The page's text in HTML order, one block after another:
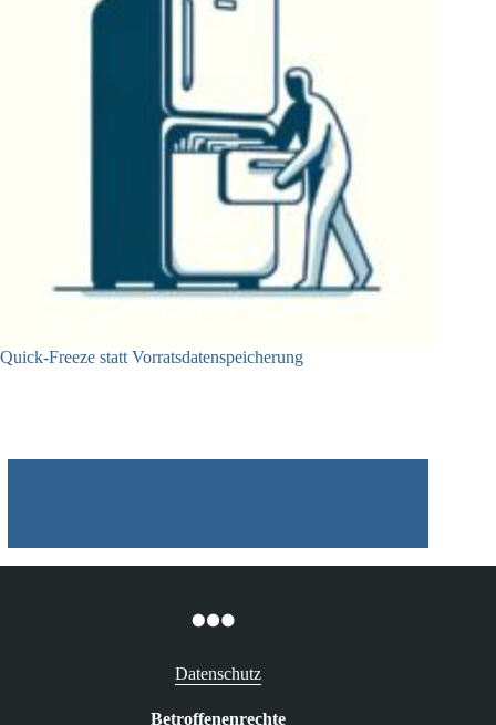
Quick-Freeze statt Vorratsdatenspeicherung
Datenschutz
Betroffenenrechte